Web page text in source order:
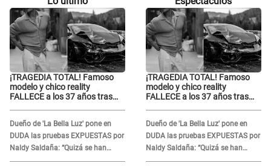
¡TRAGEDIA TOTAL! Famoso
modelo y chico reality
FALLECE a los 37 años tras
Dueño de 'La Bella Luz' pone en
DUDA las pruebas EXPUESTAS por
Naldy Saldaña: “Quizá se han
editado...”
¡TRAGEDIA TOTAL! Famoso
modelo y chico reality
FALLECE a los 37 años tras
Dueño de 'La Bella Luz' pone en
DUDA las pruebas EXPUESTAS por
Naldy Saldaña: “Quizá se han
editado...”